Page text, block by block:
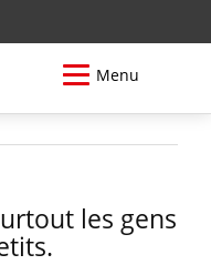
Menu
les gens